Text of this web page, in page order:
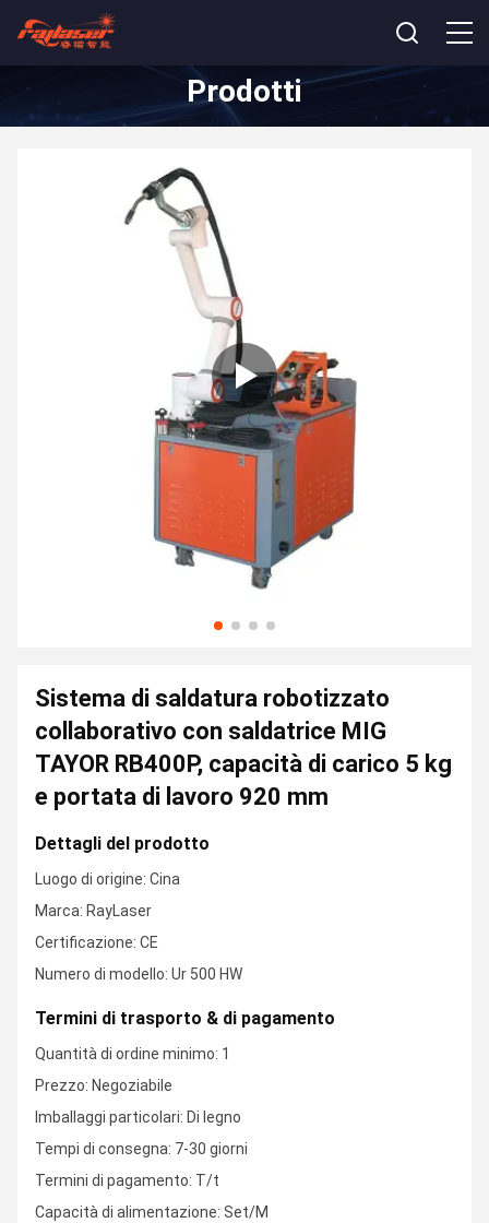
Prodotti
Sistema di saldatura robotizzato
collaborativo con saldatrice MIG
TAYOR RB400P, capacità di carico 5 kg
e portata di lavoro 920 mm
Dettagli del prodotto
Luogo di origine: Cina
Marca: RayLaser
Certificazione: CE
Numero di modello: Ur 500 HW
Termini di trasporto & di pagamento
Quantità di ordine minimo: 1
Prezzo: Negoziabile
Imballaggi particolari: Di legno
Tempi di consegna: 7-30 giorni
Termini di pagamento: T/t
Capacità di alimentazione: Set/M